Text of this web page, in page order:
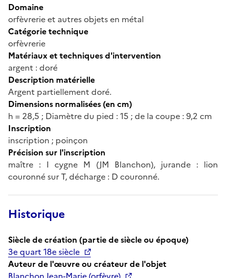
Domaine
orfèvrerie et autres objets en métal
Catégorie technique
orfèvrerie
Matériaux et techniques d'intervention
argent : doré
Description matérielle
Argent partiellement doré.
Dimensions normalisées (en cm)
h = 28,5 ; Diamètre du pied : 15 ; de la coupe : 9,2 cm
Inscription
inscription ; poinçon
Précision sur l'inscription
maître : I cygne M (JM Blanchon), jurande : lion
couronné sur T, décharge : D couronné.
Historique
Siècle de création (partie de siècle ou époque)
3e quart 18e siècle
Auteur de l'œuvre ou créateur de l'objet